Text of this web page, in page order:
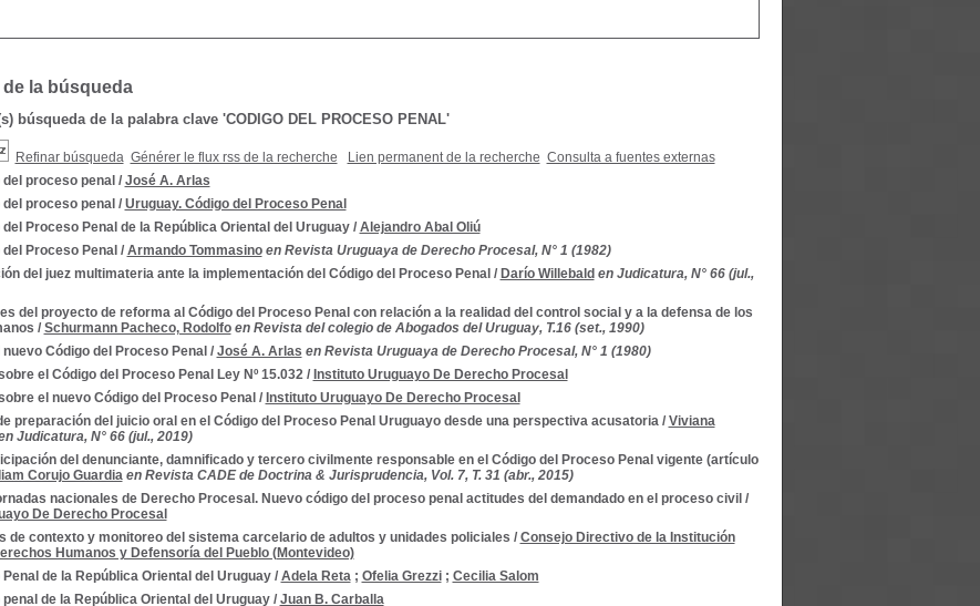
de la búsqueda
búsqueda de la palabra clave 'CODIGO DEL PROCESO PENAL'
Refinar búsqueda Générer le flux rss de la recherche Lien permanent de la recherche Consulta a fuentes externas
proceso penal / José A. Arlas
proceso penal / Uruguay. Código del Proceso Penal
del Proceso Penal de la República Oriental del Uruguay/ Alejandro Abal Oliú
Proceso Penal / Armando Tommasino en Revista Uruguaya de Derecho Procesal, N° 1 (1982)
del juez multimateria ante la implementación del Código del Proceso Penal / Darío Willebald en Judicatura, N° 66 (jul.,
del proyecto de reforma al Código del Proceso Penal con relación a la realidad del control social y a la defensa de los
/ Schurmann Pacheco, Rodolfo en Revista del colegio de Abogados del Uruguay, T.16 (set., 1990)
Código del Proceso Penal / José A. Arlas en Revista Uruguaya de Derecho Procesal, N° 1 (1980)
el Código del Proceso Penal Ley Nº 15.032/ Instituto Uruguayo De Derecho Procesal
el nuevo Código del Proceso Penal / Instituto Uruguayo De Derecho Procesal
preparación del juicio oral en el Código del Proceso Penal Uruguayo desde una perspectiva acusatoria/ Viviana
Judicatura, N° 66 (jul., 2019)
del denunciante, damnificado y tercero civilmente responsable en el Código del Proceso Penal vigente (artículo
Corujo Guardia en Revista CADE de Doctrina & Jurisprudencia, Vol. 7, T. 31 (abr., 2015)
nacionales de Derecho Procesal. Nuevo código del proceso penal actitudes del demandado en el proceso civil /
De Derecho Procesal
de contexto y monitoreo del sistema carcelario de adultos y unidades policiales / Consejo Directivo de la Institución
Humanos y Defensoría del Pueblo (Montevideo)
Penal de la República Oriental del Uruguay/ Adela Reta; Ofelia Grezzi; Cecilia Salom
penal de la República Oriental del Uruguay/ Juan B. Carballa